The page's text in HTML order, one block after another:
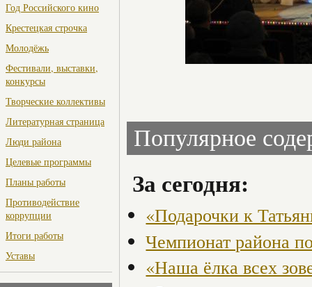
Год Российского кино
Крестецкая строчка
Молодёжь
Фестивали, выставки,
конкурсы
Творческие коллективы
Литературная страница
Люди района
Целевые программы
Планы работы
Противодействие
коррупции
Итоги работы
Уставы
Популярное
За сегодня:
«Подарочки к
Чемпионат района
«Наша ёлка всех